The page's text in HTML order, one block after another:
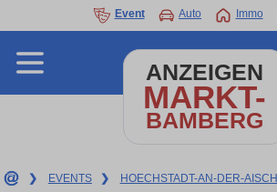
Event Auto Immo
ANZEIGEN
MARKT-
BAMBERG
❯ EVENTS ❯ HOECHSTADT-AN-DER-AISCH